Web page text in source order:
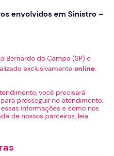
envolvidos em Sinistro –
Bernardo do Campo (SP) e
exclusivamente online.
você precisará
prosseguir no atendimento.
informações e como nos
de nossos parceiros, leia